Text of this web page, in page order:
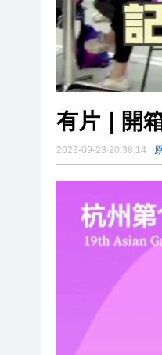
有片｜開
2023-09-23 20:38:14